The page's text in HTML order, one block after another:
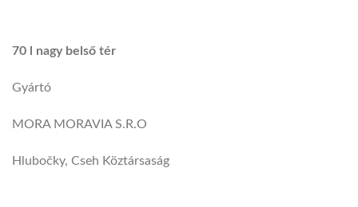
70 l nagy belső tér
Gyártó
MORA MORAVIA S.R.O
Hlubočky, Cseh Köztársaság